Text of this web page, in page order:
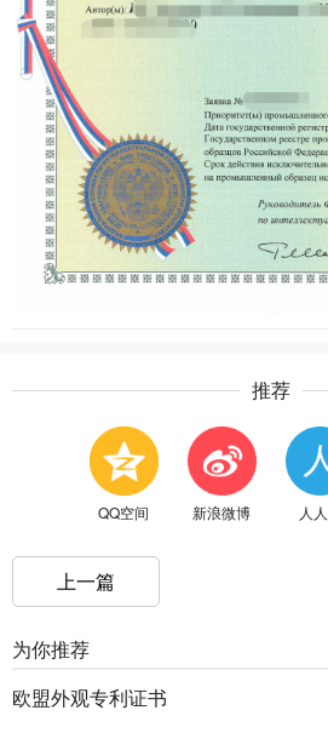
推荐
QQ空间 新浪微博 人
上一篇
为你推荐
欧盟外观专利证书